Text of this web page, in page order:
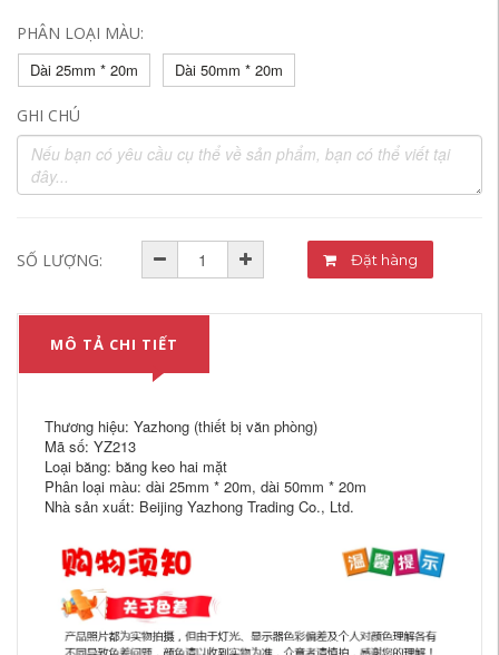
PHÂN LOẠI MÀU:
Dài 25mm * 20m
Dài 50mm * 20m
GHI CHÚ
SỐ LƯỢNG: Đặt hàng
MÔ TẢ CHI TIẾT
Thương hiệu: Yazhong (thiết bị văn phòng)
Mã số: YZ213
Loại băng: băng keo hai mặt
Phân loại màu: dài 25mm * 20m, dài 50mm * 20m
Nhà sản xuất: Beijing Yazhong Trading Co., Ltd.